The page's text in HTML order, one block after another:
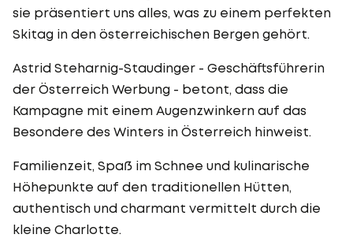
sie präsentiert uns alles, was zu einem perfekten
Skitag in den österreichischen Bergen gehört.
Astrid Steharnig-Staudinger - Geschäftsführerin
der Österreich Werbung - betont, dass die
Kampagne mit einem Augenzwinkern auf das
Besondere des Winters in Österreich hinweist.
Familienzeit, Spaß im Schnee und kulinarische
Höhepunkte auf den traditionellen Hütten,
authentisch und charmant vermittelt durch die
kleine Charlotte.